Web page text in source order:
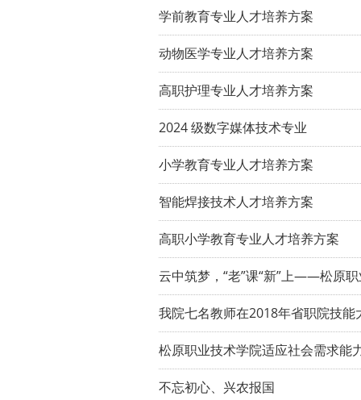
学前教育专业人才培养方案
动物医学专业人才培养方案
高职护理专业人才培养方案
2024 级数字媒体技术专业
小学教育专业人才培养方案
智能焊接技术人才培养方案
高职小学教育专业人才培养方案
云中筑梦，“老”课“新”上——松原
我院七名教师在2018年省职院技能
松原职业技术学院适应社会需求能
不忘初心、兴农报国